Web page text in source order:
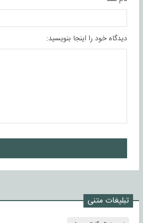
دیدگاه خود را اینجا بنویسید:
تبلیغات متنی